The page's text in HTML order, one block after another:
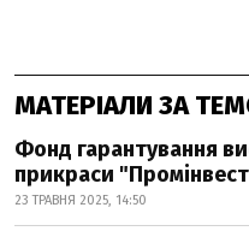
МАТЕРІАЛИ ЗА
Фонд гарантування
прикраси
23 ТРАВНЯ 2025, 14:50